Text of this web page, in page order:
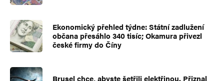
Ekonomický přehled týdne: Státní zadlužení
občana přesáhlo 340 tisíc; Okamura přivezl
české firmy do Číny
Brusel chce, abyste šetřili elektřinou. Přiznal